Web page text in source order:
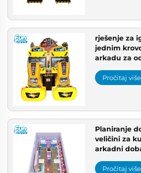
rješenje za
jednim
arkadu za
igrališta
Pročitaj više
Planiranje
veličini za
arkadni
Pročitaj više